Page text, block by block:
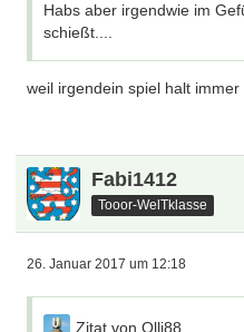
Habs aber irgendwie im
schießt....
weil irgendein spiel halt immer
Fabi1412
Tooor-WelTklasse
26. Januar 2017 um 12:18
Zitat von Olli88